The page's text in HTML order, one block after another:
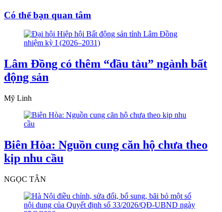
Có thể bạn quan tâm
Lâm Đồng có thêm “đầu tàu” ngành bất
động sản
Mỹ Linh
Biên Hòa: Nguồn cung căn hộ chưa theo
kịp nhu cầu
NGỌC TÂN